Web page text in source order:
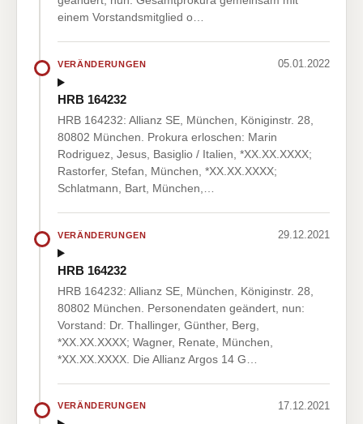
einem Vorstandsmitglied o…
VERÄNDERUNGEN 05.01.2022
HRB 164232
HRB 164232: Allianz SE, München, Königinstr. 28,
80802 München. Prokura erloschen: Marin
Rodriguez, Jesus, Basiglio / Italien, *XX.XX.XXXX;
Rastorfer, Stefan, München, *XX.XX.XXXX;
Schlatmann, Bart, München,…
VERÄNDERUNGEN 29.12.2021
HRB 164232
HRB 164232: Allianz SE, München, Königinstr. 28,
80802 München. Personendaten geändert, nun:
Vorstand: Dr. Thallinger, Günther, Berg,
*XX.XX.XXXX; Wagner, Renate, München,
*XX.XX.XXXX. Die Allianz Argos 14 G…
VERÄNDERUNGEN 17.12.2021